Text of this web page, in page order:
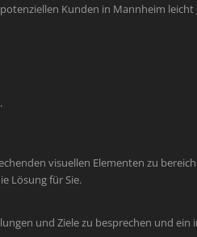
Kunden in Mannheim
visuellen Elementen zu
Lösung für Sie.
und Ziele zu besprechen und ein